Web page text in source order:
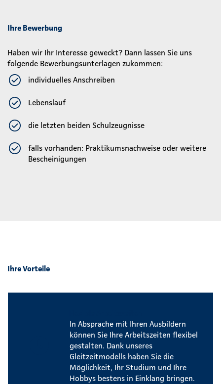
Ihre Bewerbung
Haben wir Ihr Interesse geweckt? Dann lassen Sie uns
folgende Bewerbungsunterlagen zukommen:
individuelles Anschreiben
Lebenslauf
die letzten beiden Schulzeugnisse
falls vorhanden: Praktikumsnachweise oder weitere
Bescheinigungen
Ihre Vorteile
In Absprache mit Ihren Ausbildern
können Sie Ihre Arbeitszeiten flexibel
gestalten. Dank unseres
Gleitzeitmodells haben Sie die
Möglichkeit, Ihr Studium und Ihre
Hobbys bestens in Einklang bringen.